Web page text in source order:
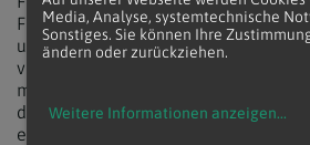
Friedensgruppen in Schulen und
unterschiedlichen Zielgruppen und
verbindender Sportevents. In den
männlichen Jugendlichen
der eigenen Ansprüche in Bezug auf
eingesetzt. Nach wie vor gehöre dazu
Media, Analyse, systemtechnische
Sonstiges. Sie können Ihre
ändern oder zurückziehen.
Weitere Informationen anzeigen...